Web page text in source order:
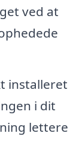
ved at
installeret
i dit
lettere